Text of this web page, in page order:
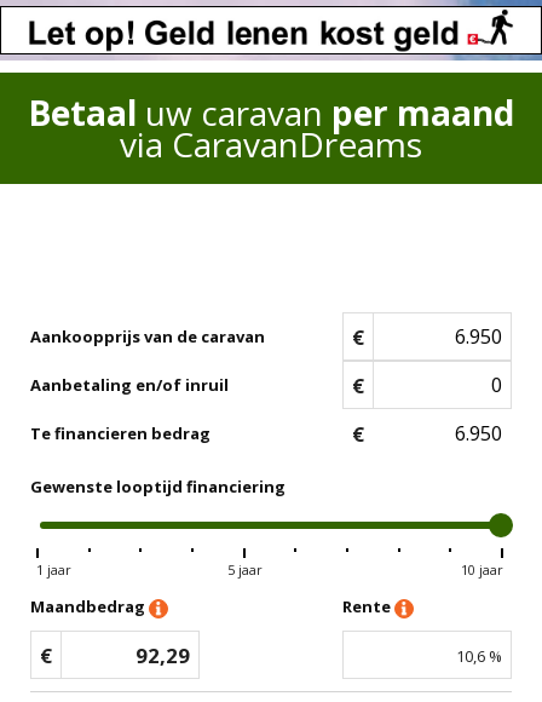
Betaal uw caravan per maand
via CaravanDreams
Aankoopprijs van de caravan €
Aanbetaling en/of inruil €
Te financieren bedrag €
Gewenste looptijd financiering
1 jaar 5 jaar 10 jaar
Maandbedrag
€ 92,29
Rente
10,6 %